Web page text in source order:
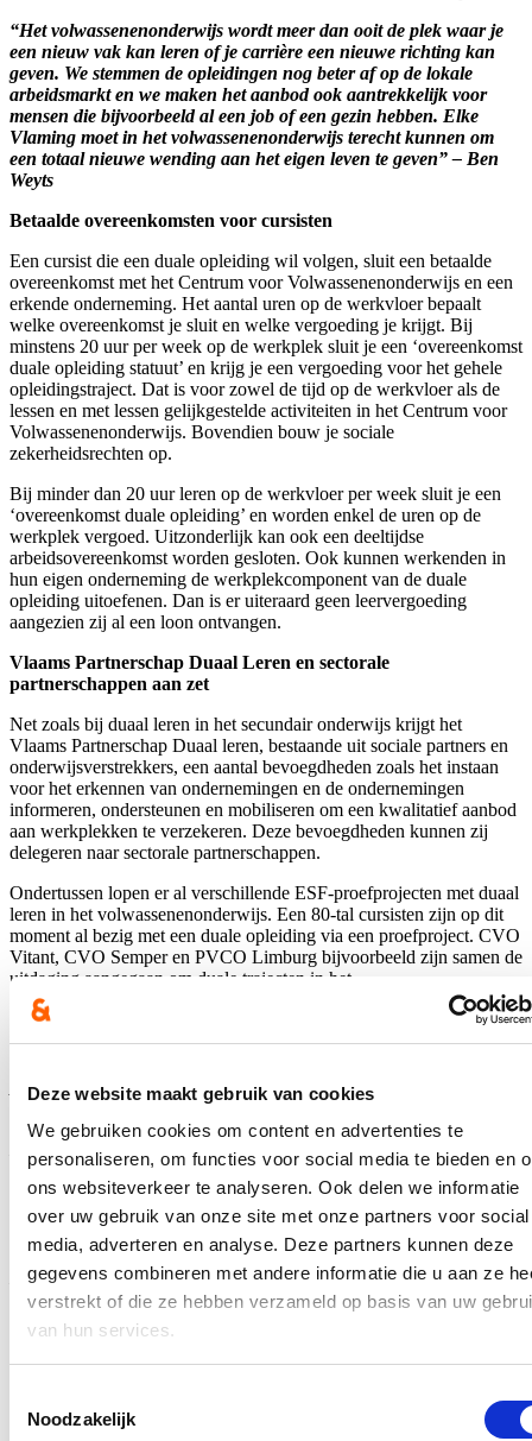
Deze website maakt gebruik van cookies
We gebruiken cookies om content en advertenties te
personaliseren, om functies voor social media te bieden en
ons websiteverkeer te analyseren. Ook delen we informatie
over uw gebruik van onze site met onze partners voor social
media, adverteren en analyse. Deze partners kunnen deze
gegevens combineren met andere informatie die u aan ze
verstrekt of die ze hebben verzameld op basis van uw
van hun services.
Noodzakelijk
“Het volwassenenonderwijs wordt meer dan ooit de plek waar je
een nieuw vak kan leren of je carrière een nieuwe richting kan
geven. We stemmen de opleidingen nog beter af op de lokale
arbeidsmarkt en we maken het aanbod ook aantrekkelijk voor
mensen die bijvoorbeeld al een job of een gezin hebben. Elke
Vlaming moet in het volwassenenonderwijs terecht kunnen om
een totaal nieuwe wending aan het eigen leven te geven” – Ben
Weyts
Betaalde overeenkomsten voor cursisten
Een cursist die een duale opleiding wil volgen, sluit een betaalde
overeenkomst met het Centrum voor Volwassenenonderwijs en een
erkende onderneming. Het aantal uren op de werkvloer bepaalt
welke overeenkomst je sluit en welke vergoeding je krijgt. Bij
minstens 20 uur per week op de werkplek sluit je een ‘overeenkomst
duale opleiding statuut’ en krijg je een vergoeding voor het gehele
opleidingstraject. Dat is voor zowel de tijd op de werkvloer als de
lessen en met lessen gelijkgestelde activiteiten in het Centrum voor
Volwassenenonderwijs. Bovendien bouw je sociale
zekerheidsrechten op.
Bij minder dan 20 uur leren op de werkvloer per week sluit je een
‘overeenkomst duale opleiding’ en worden enkel de uren op de
werkplek vergoed. Uitzonderlijk kan ook een deeltijdse
arbeidsovereenkomst worden gesloten. Ook kunnen werkenden in
hun eigen onderneming de werkplekcomponent van de duale
opleiding uitoefenen. Dan is er uiteraard geen leervergoeding
aangezien zij al een loon ontvangen.
Vlaams Partnerschap Duaal Leren en sectorale
partnerschappen aan zet
Net zoals bij duaal leren in het secundair onderwijs krijgt het
Vlaams Partnerschap Duaal leren, bestaande uit sociale partners en
onderwijsverstrekkers, een aantal bevoegdheden zoals het instaan
voor het erkennen van ondernemingen en de ondernemingen
informeren, ondersteunen en mobiliseren om een kwalitatief aanbod
aan werkplekken te verzekeren. Deze bevoegdheden kunnen zij
delegeren naar sectorale partnerschappen.
Ondertussen lopen er al verschillende ESF-proefprojecten met duaal
leren in het volwassenenonderwijs. Een 80-tal cursisten zijn op dit
moment al bezig met een duale opleiding via een proefproject. CVO
Vitant, CVO Semper en PVCO Limburg bijvoorbeeld zijn samen de
uitdaging aangegaan om duale trajecten in het
volwassenenonderwijs te ontwikkelen en te organiseren voor de
opleidingen Transport- en logistiek medewerker, Elektromecanicien
en Medisch Administratief Assistent. Dergelijke opleidingen kennen
partner CVO, sectoren, bedrijven en organisaties gaan we aan de
slag om duaal leren verder in het volwassenenonderwijs te
implementeren. In ons vorige proefproject duaal leren voor
Elektromecanicien en Transport- en logistiek medewerker waren er
in totaal 70 cursisten ingeschreven, waarvan ondertussen al 44
cursisten zijn afgestudeerd. Zo hebben we diverse cursisten
succesvol begeleid in het CVO en op de werkplek - werkenden,
werkzoekenden, schoolverlaters, mensen die een diploma secundair
onderwijs wilden behalen of zich wilden opwerken of heroriënteren.
De mix leren in het CVO en op de werkplek werkt motiverend: de
cursist leert competenties aan in een cvo en op de werkplek, wordt
intensief begeleid, staat met beide voeten in de realiteit en ervaart zo
wat een beroep inhoudt, wat een plus is bij het (her)intreden op de
arbeidsmarkt. Tegelijkertijd wordt er heel wat knowhow gedeeld